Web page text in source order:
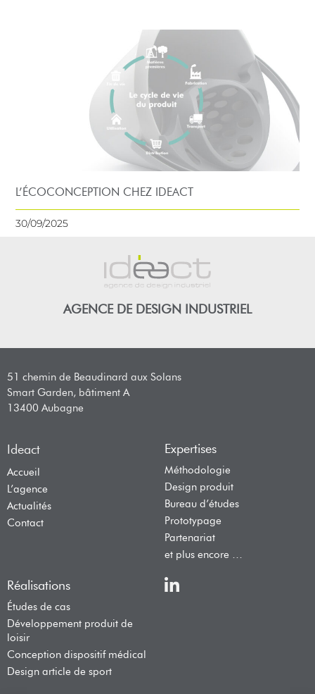
L’ÉCOCONCEPTION CHEZ IDEACT
30/09/2025
AGENCE DE DESIGN INDUSTRIEL
51 chemin de Beaudinard aux Solans
Smart Garden, bâtiment A
13400 Aubagne
Ideact
Accueil
L’agence
Actualités
Contact
Expertises
Méthodologie
Design produit
Bureau d’études
Prototypage
Partenariat
et plus encore …
Réalisations
Études de cas
Développement produit de
loisir
Conception dispositif médical
Design article de sport